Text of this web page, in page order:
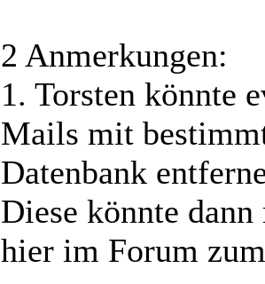
2 Anmerkungen:
1. Torsten könnte
Mails mit
Datenbank
Diese könnte
hier im Forum